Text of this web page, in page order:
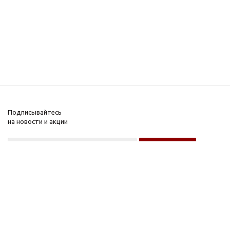
Подписывайтесь
на новости и акции